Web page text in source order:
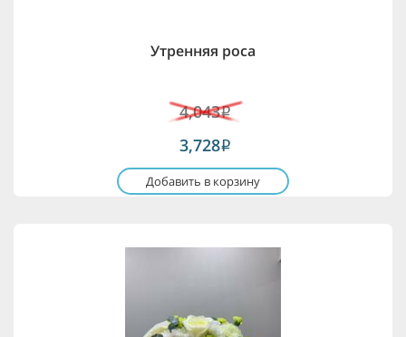
Утренняя роса
4,043i
3,728i
Добавить в корзину